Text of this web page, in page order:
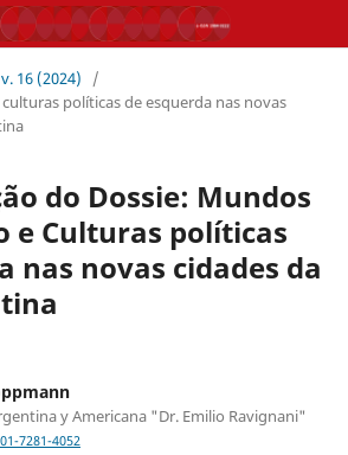
v. 16 (2024)
/
políticas de esquerda nas novas
do Dossie: Mundos
e Culturas políticas
nas novas cidades da
y Americana "Dr. Emilio Ravignani"
7281-4052